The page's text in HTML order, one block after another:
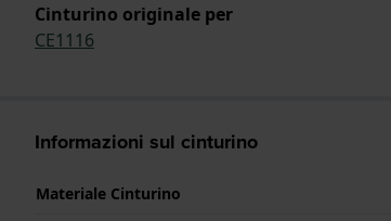
Cinturino originale per
CE1116
Informazioni sul cinturino
Materiale Cinturino